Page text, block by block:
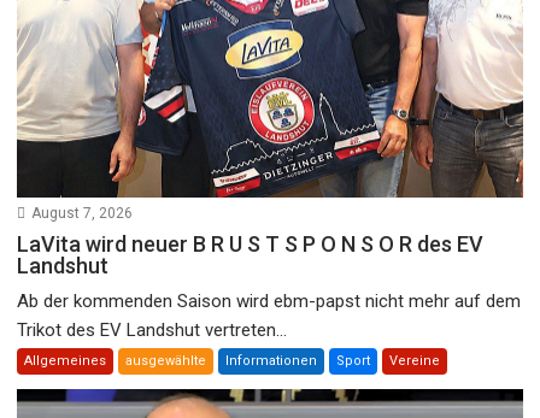
August 7, 2026
LaVita wird neuer B R U S T S P O N S O R des EV
Landshut
Ab der kommenden Saison wird ebm-papst nicht mehr auf dem
Trikot des EV Landshut vertreten...
Allgemeines ausgewählte Informationen Sport Vereine